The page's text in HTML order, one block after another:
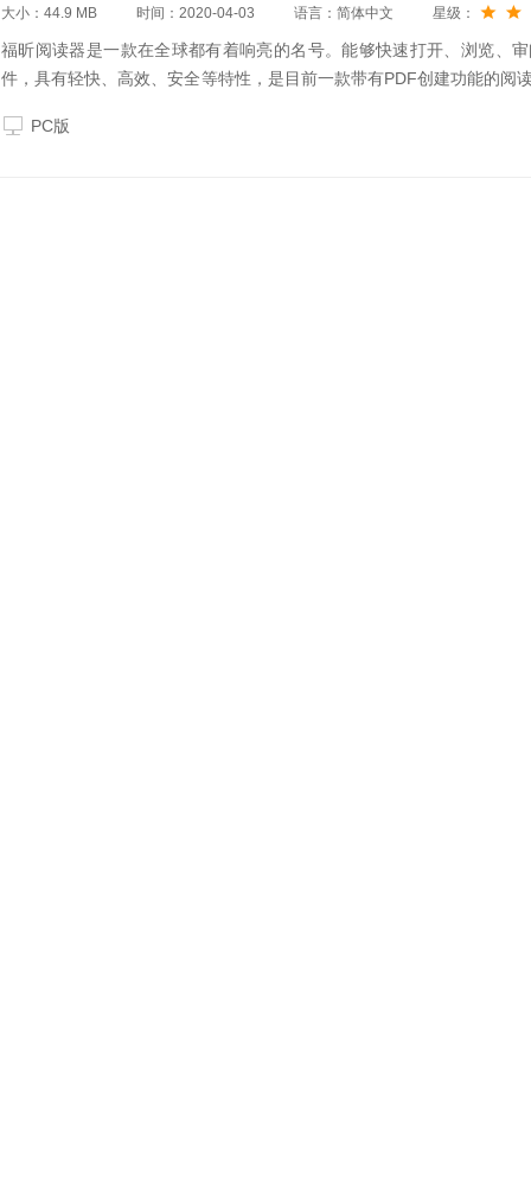
大小：44.9 MB 时间：2020-04-03 语言：简体中文 星级：
福昕阅读器是一款在全球都有着响亮的名号。能够快速打开、浏览、
件，具有轻快、高效、安全等特性，是目前一款带有PDF创建功能的阅
PC版